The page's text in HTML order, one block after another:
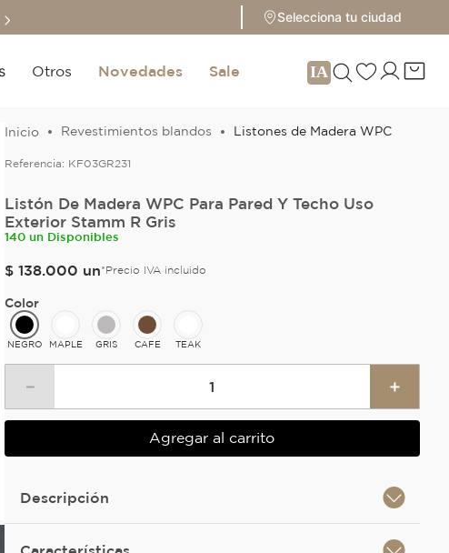
Selecciona tu ciudad
Otros Novedades Sale
Revestimientos blandos Listones de Madera WPC
Referencia: KF03GR231
Listón De Madera WPC Para Pared Y Techo Uso
Exterior Stamm R Gris
140 un Disponibles
$ 138.000 un*Precio IVA incluido
Color
NEGRO MAPLE GRIS CAFE TEAK
＋
－
Agregar al carrito
Descripción